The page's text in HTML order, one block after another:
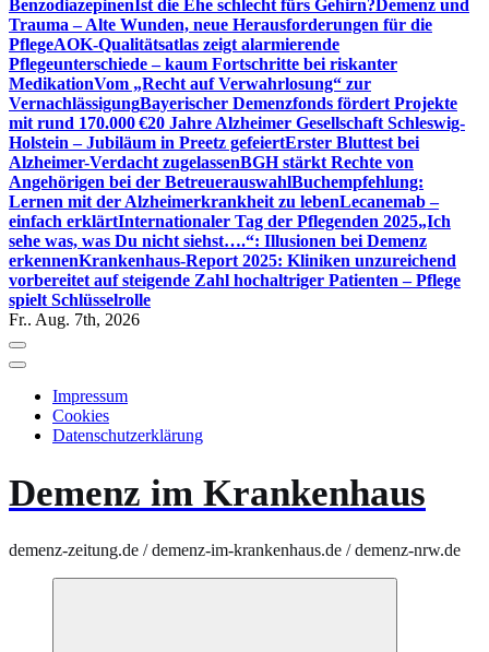
BenzodiazepinenIst die Ehe schlecht fürs Gehirn?Demenz und
Trauma – Alte Wunden, neue Herausforderungen für die
PflegeAOK-Qualitätsatlas zeigt alarmierende
Pflegeunterschiede – kaum Fortschritte bei riskanter
MedikationVom „Recht auf Verwahrlosung“ zur
VernachlässigungBayerischer Demenzfonds fördert Projekte
mit rund 170.000 €20 Jahre Alzheimer Gesellschaft Schleswig-
Holstein – Jubiläum in Preetz gefeiertErster Bluttest bei
Alzheimer-Verdacht zugelassenBGH stärkt Rechte von
Angehörigen bei der BetreuerauswahlBuchempfehlung:
Lernen mit der Alzheimerkrankheit zu lebenLecanemab –
einfach erklärtInternationaler Tag der Pflegenden 2025„Ich
sehe was, was Du nicht siehst….“: Illusionen bei Demenz
erkennenKrankenhaus-Report 2025: Kliniken unzureichend
vorbereitet auf steigende Zahl hochaltriger Patienten – Pflege
spielt Schlüsselrolle
Fr.. Aug. 7th, 2026
Impressum
Cookies
Datenschutzerklärung
Demenz im Krankenhaus
demenz-zeitung.de / demenz-im-krankenhaus.de / demenz-nrw.de